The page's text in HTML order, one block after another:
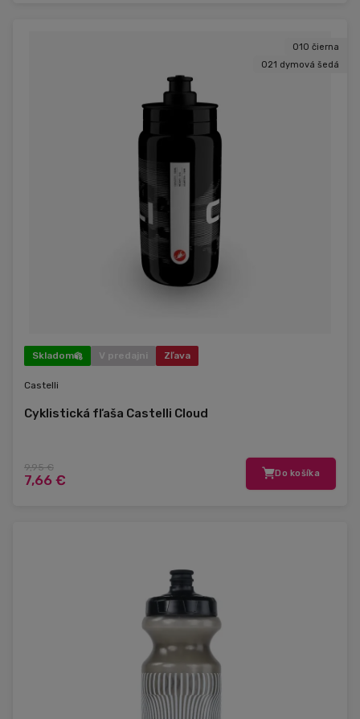
010 čierna
021 dymová šedá
Skladom V predajni Zľava
Castelli
Cyklistická fľaša Castelli Cloud
9,95 €
7,66 € Do košíka